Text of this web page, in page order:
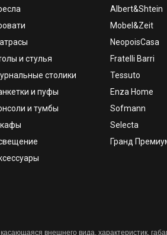
и стулья
столики
и пуфы
и тумбы
внешнего вида, характеристик,
Mobel&Zeit
Tessuto
Fratelli Barri
Sofmann
Selecta
Enza Home
Albert&Shtein
NeopoisCasa
Гранд